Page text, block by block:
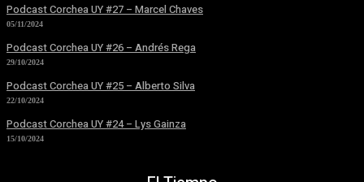
Podcast Corchea UY #27 – Marcel Chaves
05/11/2024
Podcast Corchea UY #26 – Andrés Rega
29/10/2024
Podcast Corchea UY #25 – Alberto Silva
22/10/2024
Podcast Corchea UY #24 – Lys Gainza
15/10/2024